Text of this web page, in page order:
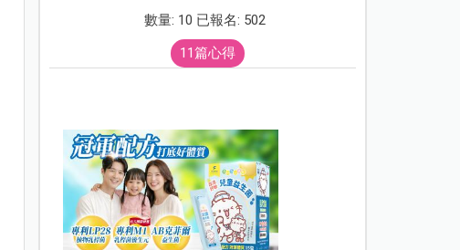
數量: 10 已報名: 502
11篇心得